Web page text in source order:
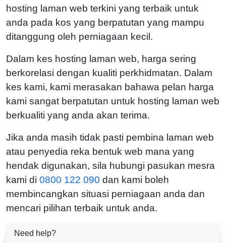
hosting laman web terkini yang terbaik untuk
anda pada kos yang berpatutan yang mampu
ditanggung oleh perniagaan kecil.
Dalam kes hosting laman web, harga sering
berkorelasi dengan kualiti perkhidmatan. Dalam
kes kami, kami merasakan bahawa pelan harga
kami sangat berpatutan untuk hosting laman web
berkualiti yang anda akan terima.
Jika anda masih tidak pasti pembina laman web
atau penyedia reka bentuk web mana yang
hendak digunakan, sila hubungi pasukan mesra
kami di 0800 122 090 dan kami boleh
membincangkan situasi perniagaan anda dan
mencari pilihan terbaik untuk anda.
Need help?